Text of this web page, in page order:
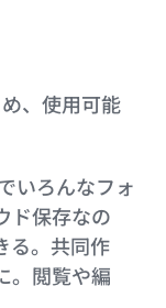
、使用可能
いろんなフォ
ド保存なの
る。共同作
。閲覧や編